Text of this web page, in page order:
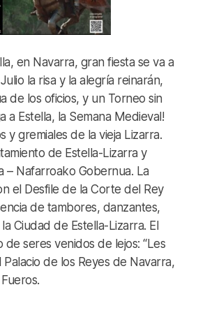
en Navarra, gran fiesta se va a
la risa y la alegría reinarán,
de los oficios, y un Torneo sin
a Estella, la Semana Medieval!
y gremiales de la vieja Lizarra.
de Estella-Lizarra y
– Nafarroako Gobernua. La
el Desfile de la Corte del Rey
de tambores, danzantes,
Ciudad de Estella-Lizarra. El
seres venidos de lejos: “Les
Palacio de los Reyes de Navarra,